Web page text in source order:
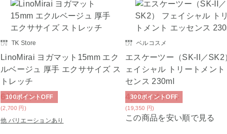
TK Store
LinoMirai ヨガマット15mm エク
ルベージュ 厚手 エクササイズ ス
トレッチ
600 ポイント
(2,700 円)
100ポイントOFF
他 バリエーションあり
ベルコスメ
エスケーツー（SK-II／SK2
ェイシャル トリートメント
センス 230ml
4,300 ポイント
(19,350 円)
300ポイントOFF
この商品を安い順で見る